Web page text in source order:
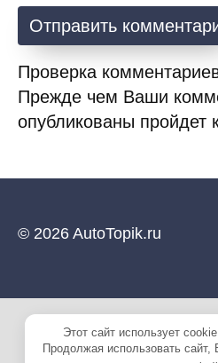
Проверка
Прежде чем Ваши
опубликованы пройдет
© 2026 AutoTopik.ru
Этот сайт использует
Продолжая использовать сайт,